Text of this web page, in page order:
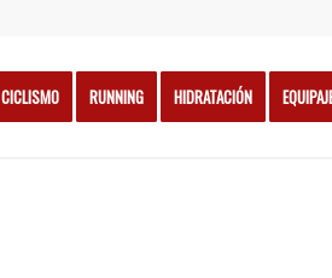
CICLISMO RUNNING HIDRATACIÓN